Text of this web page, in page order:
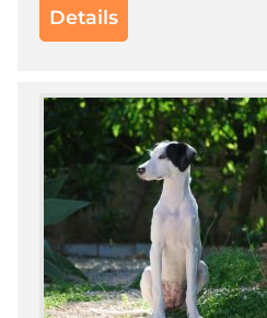
Details